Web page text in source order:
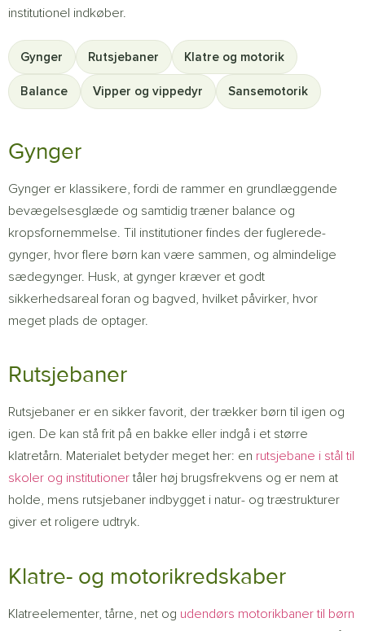
institutionel indkøber.
Gynger Rutsjebaner Klatre og motorik
Balance Vipper og vippedyr Sansemotorik
Gynger
Gynger er klassikere, fordi de rammer en grundlæggende
bevægelsesglæde og samtidig træner balance og
kropsfornemmelse. Til institutioner findes der fuglerede-
gynger, hvor flere børn kan være sammen, og almindelige
sædegynger. Husk, at gynger kræver et godt
sikkerhedsareal foran og bagved, hvilket påvirker, hvor
meget plads de optager.
Rutsjebaner
Rutsjebaner er en sikker favorit, der trækker børn til igen og
igen. De kan stå frit på en bakke eller indgå i et større
klatretårn. Materialet betyder meget her: en rutsjebane i stål til
skoler og institutionertåler høj brugsfrekvens og er nem at
holde, mens rutsjebaner indbygget i natur- og træstrukturer
giver et roligere udtryk.
Klatre- og motorikredskaber
Klatreelementer, tårne, net og udendørs motorikbaner til børn